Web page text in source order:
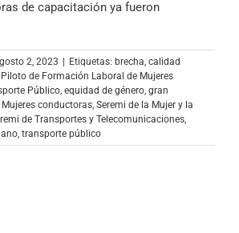
de capacitación ya fueron
2, 2023 | Etiquetas: brecha calidad
de Formación Laboral de Mujeres
Público equidad de género gran
Mujeres conductoras Seremi de la Mujer y la
de Transportes y Telecomunicaciones
transporte público